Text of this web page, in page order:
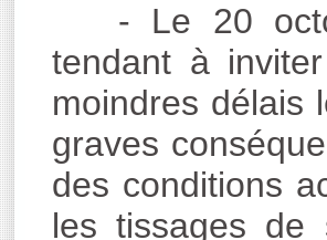
- Le 20
tendant à
moindres délais
graves
des conditions
les tissages